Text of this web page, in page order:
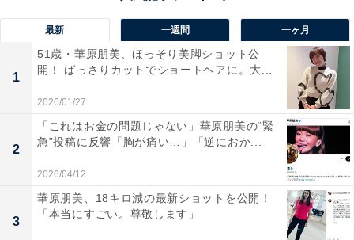
最新 一週間 一ヶ月
1
51歳・華原朋美、ほっそり美脚ショット公
開！ ばっさりカットでショートヘアに。大...
2026/01/27
2
「これはお金の問題じゃない」華原朋美の“緊
急”投稿に反響「胸が痛い…」「逆におか...
2026/04/12
3
華原朋美、18キロ減の最新ショットを公開！
「本当にすごい。尊敬します」